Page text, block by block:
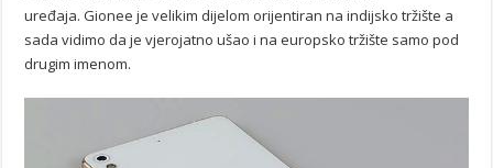
uređaja. Gionee je velikim dijelom orijentiran na indijsko tržište a
sada vidimo da je vjerojatno ušao i na europsko tržište samo pod
drugim imenom.